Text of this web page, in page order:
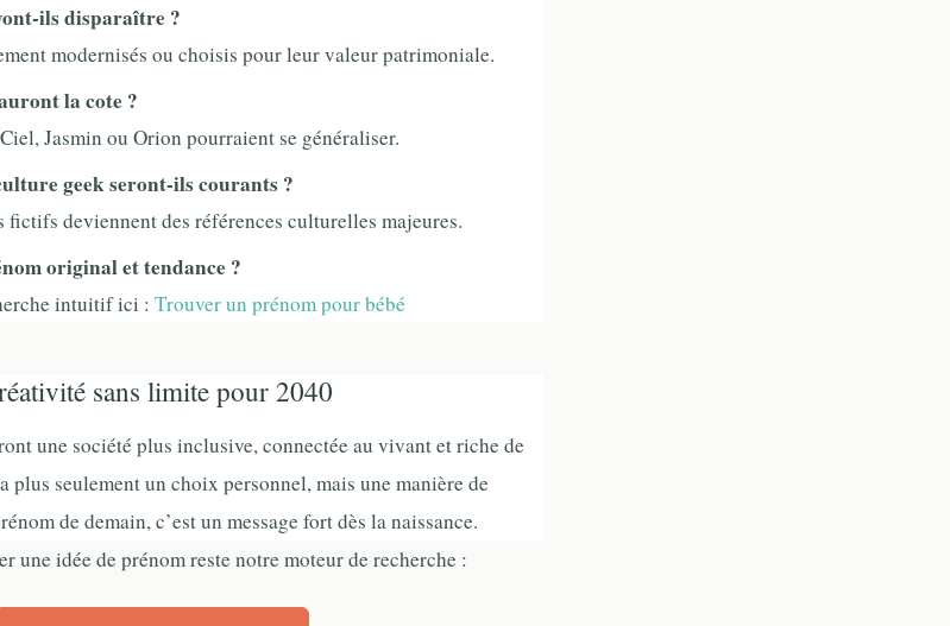
ils disparaître ?
modernisés ou choisis pour leur valeur patrimoniale.
la cote ?
Jasmin ou Orion pourraient se généraliser.
geek seront-ils courants ?
fictifs deviennent des références culturelles majeures.
original et tendance ?
intuitif ici : Trouver un prénom pour bébé
sans limite pour 2040
une société plus inclusive, connectée au vivant et riche de
plus seulement un choix personnel, mais une manière de
de demain, c’est un message fort dès la naissance.
une idée de prénom reste notre moteur de recherche :